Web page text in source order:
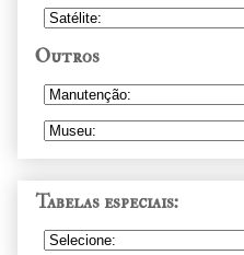
Outros
Tabelas especiais: